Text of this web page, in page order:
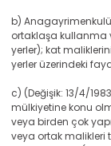
b)
ortaklaşa kullanma
yerler); kat
yerler üzerindeki
c) (Değişik: 13/4/
mülkiyetine konu
veya birden çok
veya ortak malikleri